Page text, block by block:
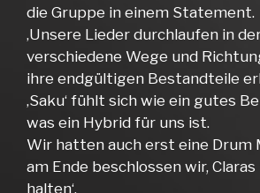
die Gruppe in einem Statement.
‚Unsere Lieder durchlaufen in
verschiedene Wege und
ihre endgültigen Bestandteile
‚Saku‘ fühlt sich wie ein gutes
was ein Hybrid für uns ist.
Wir hatten auch erst eine Drum
am Ende beschlossen wir,
halten‘.